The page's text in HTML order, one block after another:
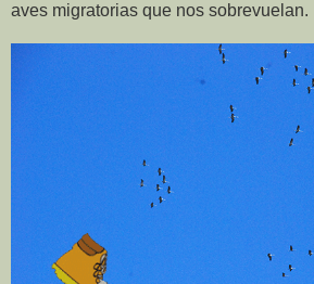
aves migratorias que nos sobrevuelan.